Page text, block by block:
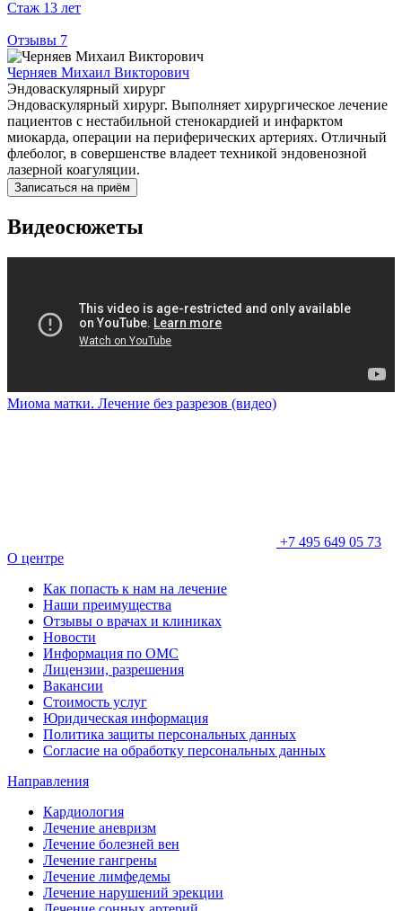
Стаж 13 лет
Отзывы 7
Черняев Михаил Викторович
Эндоваскулярный хирург
Эндоваскулярный хирург. Выполняет хирургическое лечение
пациентов с нестабильной стенокардией и инфарктом
миокарда, операции на периферических артериях. Отличный
флеболог, в совершенстве владеет техникой эндовенозной
лазерной коагуляции.
Записаться на приём
Видеосюжеты
Миома матки. Лечение без разрезов (видео)
+7 495 649 05 73
О центре
Как попасть к нам на лечение
Наши преимущества
Отзывы о врачах и клиниках
Новости
Информация по ОМС
Лицензии, разрешения
Вакансии
Стоимость услуг
Юридическая информация
Политика защиты персональных данных
Согласие на обработку персональных данных
Направления
Кардиология
Лечение аневризм
Лечение болезней вен
Лечение гангрены
Лечение лимфедемы
Лечение нарушений эрекции